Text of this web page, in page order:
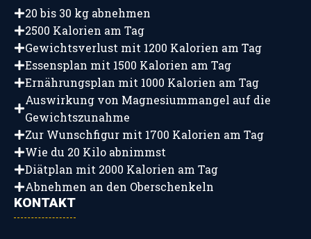
20 bis 30 kg abnehmen
2500 Kalorien am Tag
Gewichtsverlust mit 1200 Kalorien am Tag
Essensplan mit 1500 Kalorien am Tag
Ernährungsplan mit 1000 Kalorien am Tag
Auswirkung von Magnesiummangel auf die
Gewichtszunahme
Zur Wunschfigur mit 1700 Kalorien am Tag
Wie du 20 Kilo abnimmst
Diätplan mit 2000 Kalorien am Tag
Abnehmen an den Oberschenkeln
KONTAKT